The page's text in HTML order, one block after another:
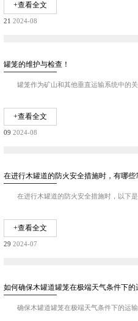
+查看全文
21 2024-08
罐笼的维护与检查！
+查看全文
09 2024-08
在进行木罐道的防火安全措施时，有哪些
+查看全文
29 2024-07
如何确保木罐道罐笼在极端天气条件下的